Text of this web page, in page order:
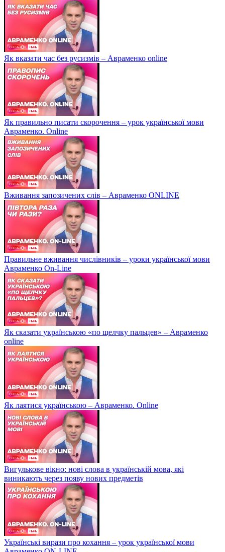
Як вказати час без русизмів – Авраменко online
Як правильно писати скорочення – урок української мови
Авраменко. Online
Вживання запозичених слів – Авраменко ONLINE
Правильне вживання числівників – уроки української мови
Авраменко On-Line
Як сказати українською «по щелчку пальцев» – Авраменко
online
Як лаятися українською – Авраменко. Online
Вигулькове вікно: нові слова в українській мова, які
виникають через появу нових предметів
Українські вирази про кохання – урок української мови